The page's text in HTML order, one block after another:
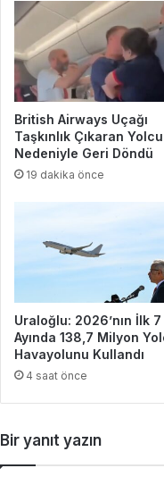
British Airways Uçağı
Taşkınlık Çıkaran Yolcu
Nedeniyle Geri Döndü
19 dakika önce
Uraloğlu: 2026’nın İlk 7
Ayında 138,7 Milyon
Havayolunu Kullandı
4 saat önce
Bir yanıt yazın